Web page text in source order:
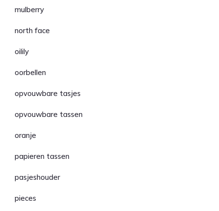
mulberry
north face
oilily
oorbellen
opvouwbare tasjes
opvouwbare tassen
oranje
papieren tassen
pasjeshouder
pieces